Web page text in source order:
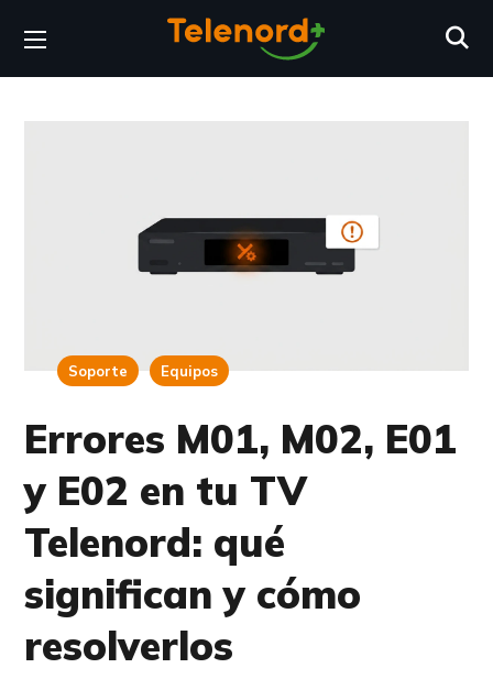
Soporte Equipos
Errores M01, M02, E01
y E02 en tu TV
Telenord: qué
significan y cómo
resolverlos